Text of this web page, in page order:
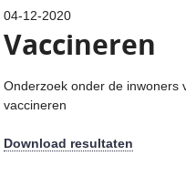
04-12-2020
Vaccineren
Onderzoek onder de inwoners
vaccineren
Download resultaten